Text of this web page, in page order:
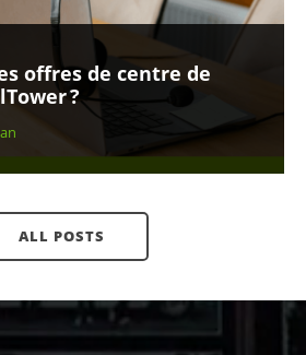
offres de centre de
?
ALL POSTS